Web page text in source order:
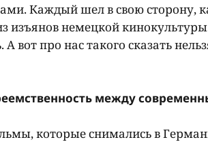
Каждый шел в свою сторону,
изъянов немецкой
А вот про нас такого сказать
между
которые снимались в